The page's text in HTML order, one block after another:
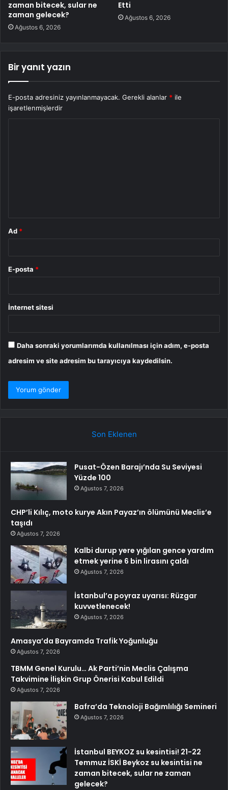
zaman bitecek, sular ne
zaman gelecek?
Ağustos 6, 2026
Etti
Ağustos 6, 2026
Bir yanıt yazın
E-posta adresiniz yayınlanmayacak. Gerekli alanlar * ile
işaretlenmişlerdir
Ad *
E-posta *
İnternet sitesi
Daha sonraki yorumlarımda kullanılması için adım, e-posta
adresim ve site adresim bu tarayıcıya kaydedilsin.
Son Eklenen
Pusat-Özen Barajı’nda Su Seviyesi
Yüzde 100
Ağustos 7, 2026
CHP’li Kılıç, moto kurye Akın Payaz’ın ölümünü Meclis’e
taşıdı
Ağustos 7, 2026
Kalbi durup yere yığılan gence yardım
etmek yerine 6 bin lirasını çaldı
Ağustos 7, 2026
İstanbul’a poyraz uyarısı: Rüzgar
kuvvetlenecek!
Ağustos 7, 2026
Amasya’da Bayramda Trafik Yoğunluğu
Ağustos 7, 2026
TBMM Genel Kurulu… Ak Parti’nin Meclis Çalışma
Takvimine İlişkin Grup Önerisi Kabul Edildi
Ağustos 7, 2026
Bafra’da Teknoloji Bağımlılığı Semineri
Ağustos 7, 2026
İstanbul BEYKOZ su kesintisi! 21-22
Temmuz İSKİ Beykoz su kesintisi ne
zaman bitecek, sular ne zaman
gelecek?